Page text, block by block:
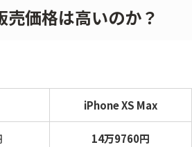
価格は高いのか？
iPhone XS Max
14万9760円